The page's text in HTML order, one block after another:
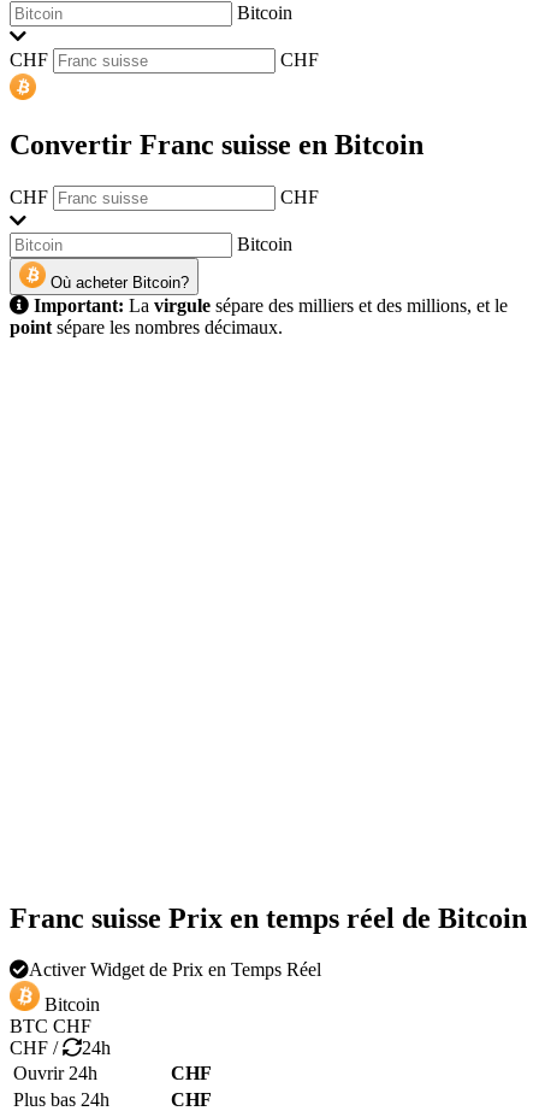
Bitcoin
CHF CHF
Convertir Franc suisse en Bitcoin
CHF CHF
Bitcoin
Où acheter Bitcoin?
Important: La virgule sépare des milliers et des millions, et le
point sépare les nombres décimaux.
Franc suisse Prix en temps réel de Bitcoin
Activer Widget de Prix en Temps Réel
Bitcoin
BTC CHF
CHF /
24h
Ouvrir 24h
CHF
Plus bas 24h
CHF